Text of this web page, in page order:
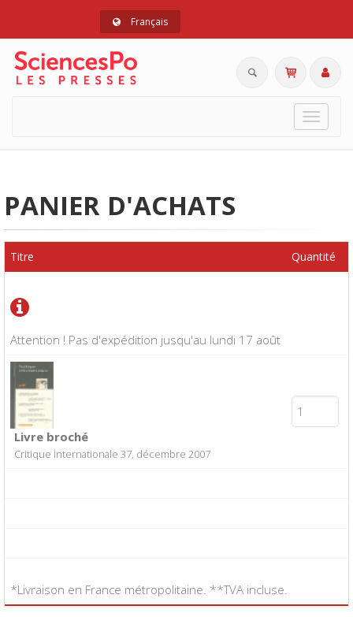
Français
Toggle
PANIER D'ACHATS
Attention ! Pas d'expédition jusqu'au lundi 17 août
Titre Quantité
Livre broché
Critique internationale 37, décembre 2007
*Livraison en France métropolitaine. **TVA incluse.